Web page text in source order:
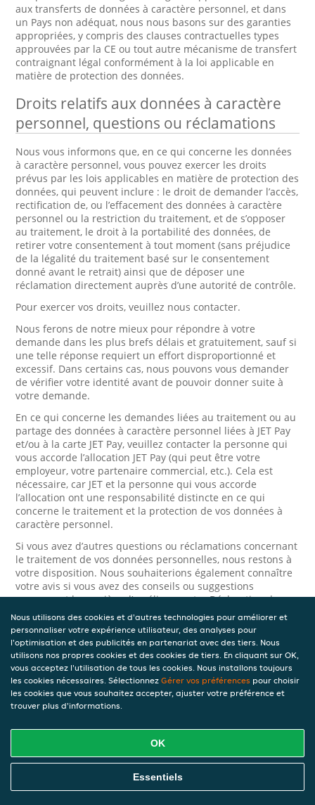
aux transferts de données à caractère personnel, et dans
un Pays non adéquat, nous nous basons sur des garanties
appropriées, y compris des clauses contractuelles types
approuvées par la CE ou tout autre mécanisme de transfert
contraignant légal conformément à la loi applicable en
matière de protection des données.
Droits relatifs aux données à caractère
personnel, questions ou réclamations
Nous vous informons que, en ce qui concerne les données
à caractère personnel, vous pouvez exercer les droits
prévus par les lois applicables en matière de protection des
données, qui peuvent inclure : le droit de demander l’accès,
rectification de, ou l’effacement des données à caractère
personnel ou la restriction du traitement, et de s’opposer
au traitement, le droit à la portabilité des données, de
retirer votre consentement à tout moment (sans préjudice
de la légalité du traitement basé sur le consentement
donné avant le retrait) ainsi que de déposer une
réclamation directement auprès d’une autorité de contrôle.
Pour exercer vos droits, veuillez nous contacter.
Nous ferons de notre mieux pour répondre à votre
demande dans les plus brefs délais et gratuitement, sauf si
une telle réponse requiert un effort disproportionné et
excessif. Dans certains cas, nous pouvons vous demander
de vérifier votre identité avant de pouvoir donner suite à
votre demande.
En ce qui concerne les demandes liées au traitement ou au
partage des données à caractère personnel liées à JET Pay
et/ou à la carte JET Pay, veuillez contacter la personne qui
vous accorde l’allocation JET Pay (qui peut être votre
employeur, votre partenaire commercial, etc.). Cela est
nécessaire, car JET et la personne qui vous accorde
l’allocation ont une responsabilité distincte en ce qui
concerne le traitement et la protection de vos données à
caractère personnel.
Si vous avez d’autres questions ou réclamations concernant
le traitement de vos données personnelles, nous restons à
votre disposition. Nous souhaiterions également connaître
votre avis si vous avez des conseils ou suggestions
concernant la manière d’améliorer notre Déclaration de
confidentialité.
Sécurité
JET prend la protection des données à caractère personnel
très au sérieux. Ainsi, nous prenons les mesures
appropriées pour protéger vos données à caractère
personnel contre l’usage abusif, la perte, l’accès non
données à caractère personnel ne sont pas correctement
protégées ou si vous suspectez un usage abusif, veuillez
formulaire de confidentialité
Nous utilisons des cookies et d'autres technologies pour améliorer et
personnaliser votre expérience utilisateur, des analyses pour
l'optimisation et des publicités en partenariat avec des tiers. Nous
utilisons nos propres cookies et des cookies de tiers. En cliquant sur OK,
vous acceptez l'utilisation de tous les cookies. Nous installons toujours
les cookies nécessaires. Sélectionnez Gérer vos préférences pour choisir
les cookies que vous souhaitez accepter, ajuster votre préférence et
trouver plus d'informations.
OK
Essentiels